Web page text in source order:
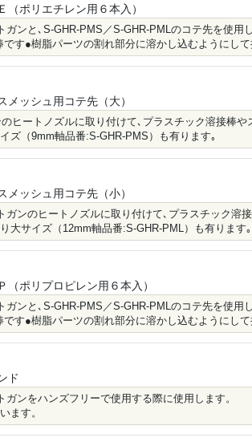
（ポリエチレン用６本入）
ガンと､S-GHR-PMS／S-GHR-PMLのコテ先を使用
す●樹脂パーツの割れ部分に溶かし込むようにして
メッシュ用コテ先（大）
ヒートノズルに取り付けて､プラスチック溶接棒
ズ（9mm軸品番:S-GHR-PMS）も有ります｡
メッシュ用コテ先（小）
ガンのヒートノズルに取り付けて､プラスチック溶
大サイズ（12mm軸品番:S-GHR-PML）も有ります｡
（ポリプロピレン用６本入）
ガンと､S-GHR-PMS／S-GHR-PMLのコテ先を使用
す●樹脂パーツの割れ部分に溶かし込むようにして
ド
ガンをハンズフリーで使用する際に使用します。
ます。